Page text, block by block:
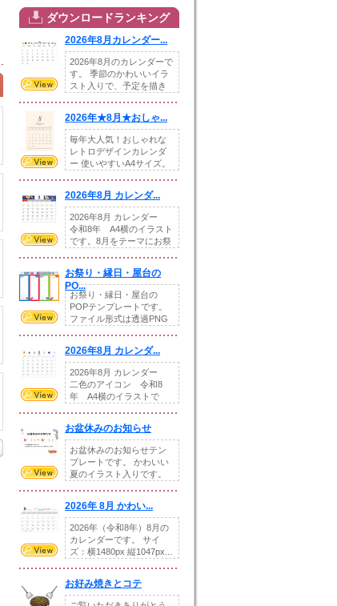
ダウンロードランキング
2026年8月カレンダー...
2026年8月のカレンダーで
す。 季節のかわいいイラ
スト入りで、予定を描き
2026年★8月★おしゃ...
毎年大人気！おしゃれな
レトロデザインカレンダ
ー 使いやすいA4サイズ。
2026年8月 カレンダ...
2026年8月 カレンダー
令和8年 A4横のイラスト
です。8月をテーマにお祭
お祭り・縁日・屋台の
PO...
お祭り・縁日・屋台の
POPテンプレートです。
ファイル形式は透過PNG
2026年8月 カレンダ...
2026年8月 カレンダー
二色のアイコン 令和8
年 A4横のイラストで
お盆休みのお知らせ
お盆休みのお知らせテン
プレートです。 かわいい
夏のイラスト入りです。
2026年 8月 かわい...
2026年（令和8年）8月の
カレンダーです。 サイ
ズ：横1480px 縦1047px...
お好み焼きとコテ